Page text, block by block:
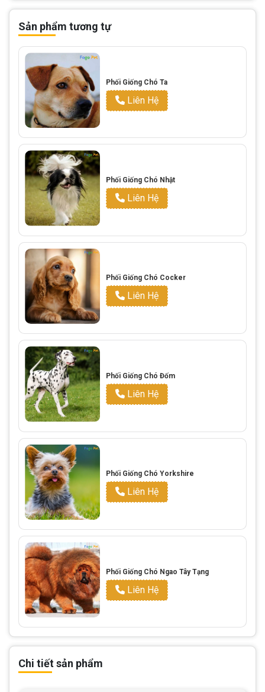
Chi tiết sản phẩm
Sản phẩm tương tự
Phối Giống Chó Ta
Liên Hệ
Phối Giống Chó Nhật
Liên Hệ
Phối Giống Chó Cocker
Liên Hệ
Phối Giống Chó Đốm
Liên Hệ
Phối Giống Chó Yorkshire
Liên Hệ
Phối Giống Chó Ngao Tây Tạng
Liên Hệ